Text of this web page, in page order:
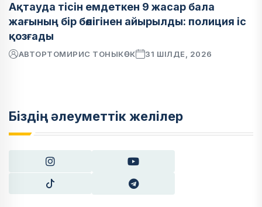
Ақтауда тісін емдеткен 9 жасар бала
жағының бір бөлігінен айырылды: полиция іс
қозғады
АВТОРТОМИРИС ТОНЫКӨК 31 ШІЛДЕ, 2026
Біздің әлеуметтік желілер